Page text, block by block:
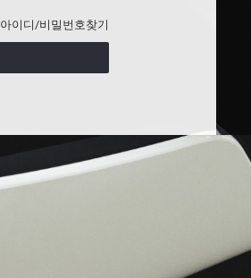
아이디/비밀번호찾기